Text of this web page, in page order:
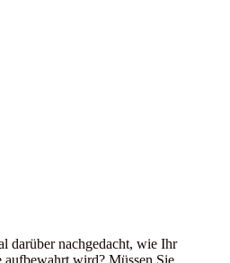
darüber nachgedacht, wie Ihr